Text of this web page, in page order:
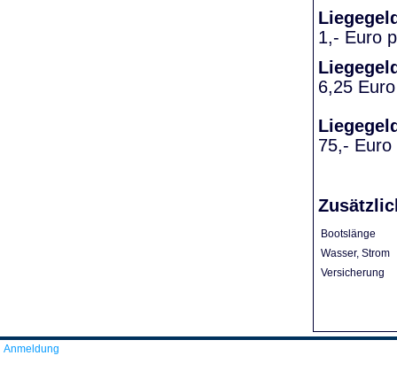
1,- Euro
6,25
75,- Euro
Bootslänge
Wasser, Strom
Versicherung
Anmeldung